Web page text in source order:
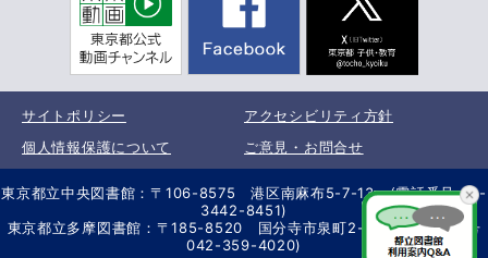
サイトポリシー
アクセシビリティ方針
個人情報保護について
ご意見・お問合せ
東京都立中央図書館：〒106-8575 港区南麻布5-7-13 (電話番号 03-
3442-8451)
東京都立多摩図書館：〒185-8520 国分寺市泉町2-2-26 (電話番号
042-359-4020)